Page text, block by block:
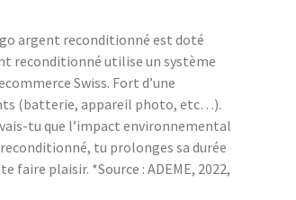
argent reconditionné est doté
reconditionné utilise un système
Swiss. Fort d’une
(batterie, appareil photo, etc…).
tu que l’impact environnemental
tu prolonges sa durée
faire plaisir. *Source : ADEME, 2022,